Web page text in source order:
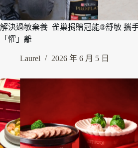
解決過敏棄養 雀巢捐贈冠能®舒敏 攜
「懼」離
Laurel 2026 年 6 月 5 日